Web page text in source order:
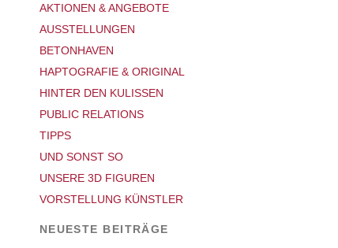
AKTIONEN & ANGEBOTE
AUSSTELLUNGEN
BETONHAVEN
HAPTOGRAFIE & ORIGINAL
HINTER DEN KULISSEN
PUBLIC RELATIONS
TIPPS
UND SONST SO
UNSERE 3D FIGUREN
VORSTELLUNG KÜNSTLER
NEUESTE BEITRÄGE